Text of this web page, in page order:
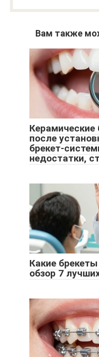
Вам также
после
брекет-
недостатки,
Какие
обзор 7